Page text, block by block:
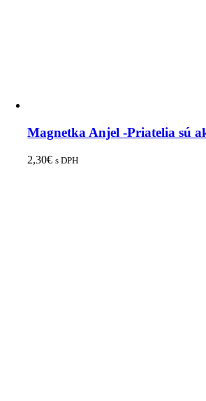
Magnetka Anjel -Priatelia sú
2,30€ s DPH